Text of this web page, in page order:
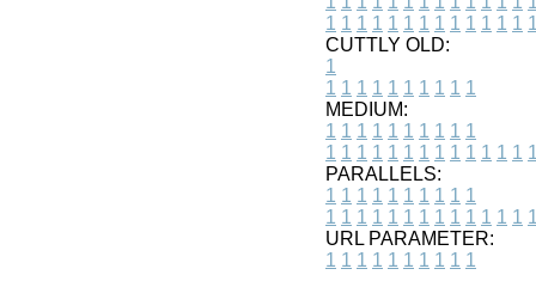
1 1 1 1 1 1 1 1 1 1 1 1 1 1
CUTTLY OLD:
1
1 1 1 1 1 1 1 1 1 1
MEDIUM:
1 1 1 1 1 1 1 1 1 1
1 1 1 1 1 1 1 1 1 1 1 1 1 1
PARALLELS:
1 1 1 1 1 1 1 1 1 1
1 1 1 1 1 1 1 1 1 1 1 1 1 1
URL PARAMETER:
1 1 1 1 1 1 1 1 1 1